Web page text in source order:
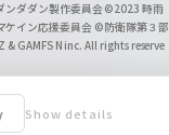
Show details
ダダン製作委員会©2023 時雨
ケイン応援委員会 ©防衛隊第３部
& GAMFS N inc. All rights reserve